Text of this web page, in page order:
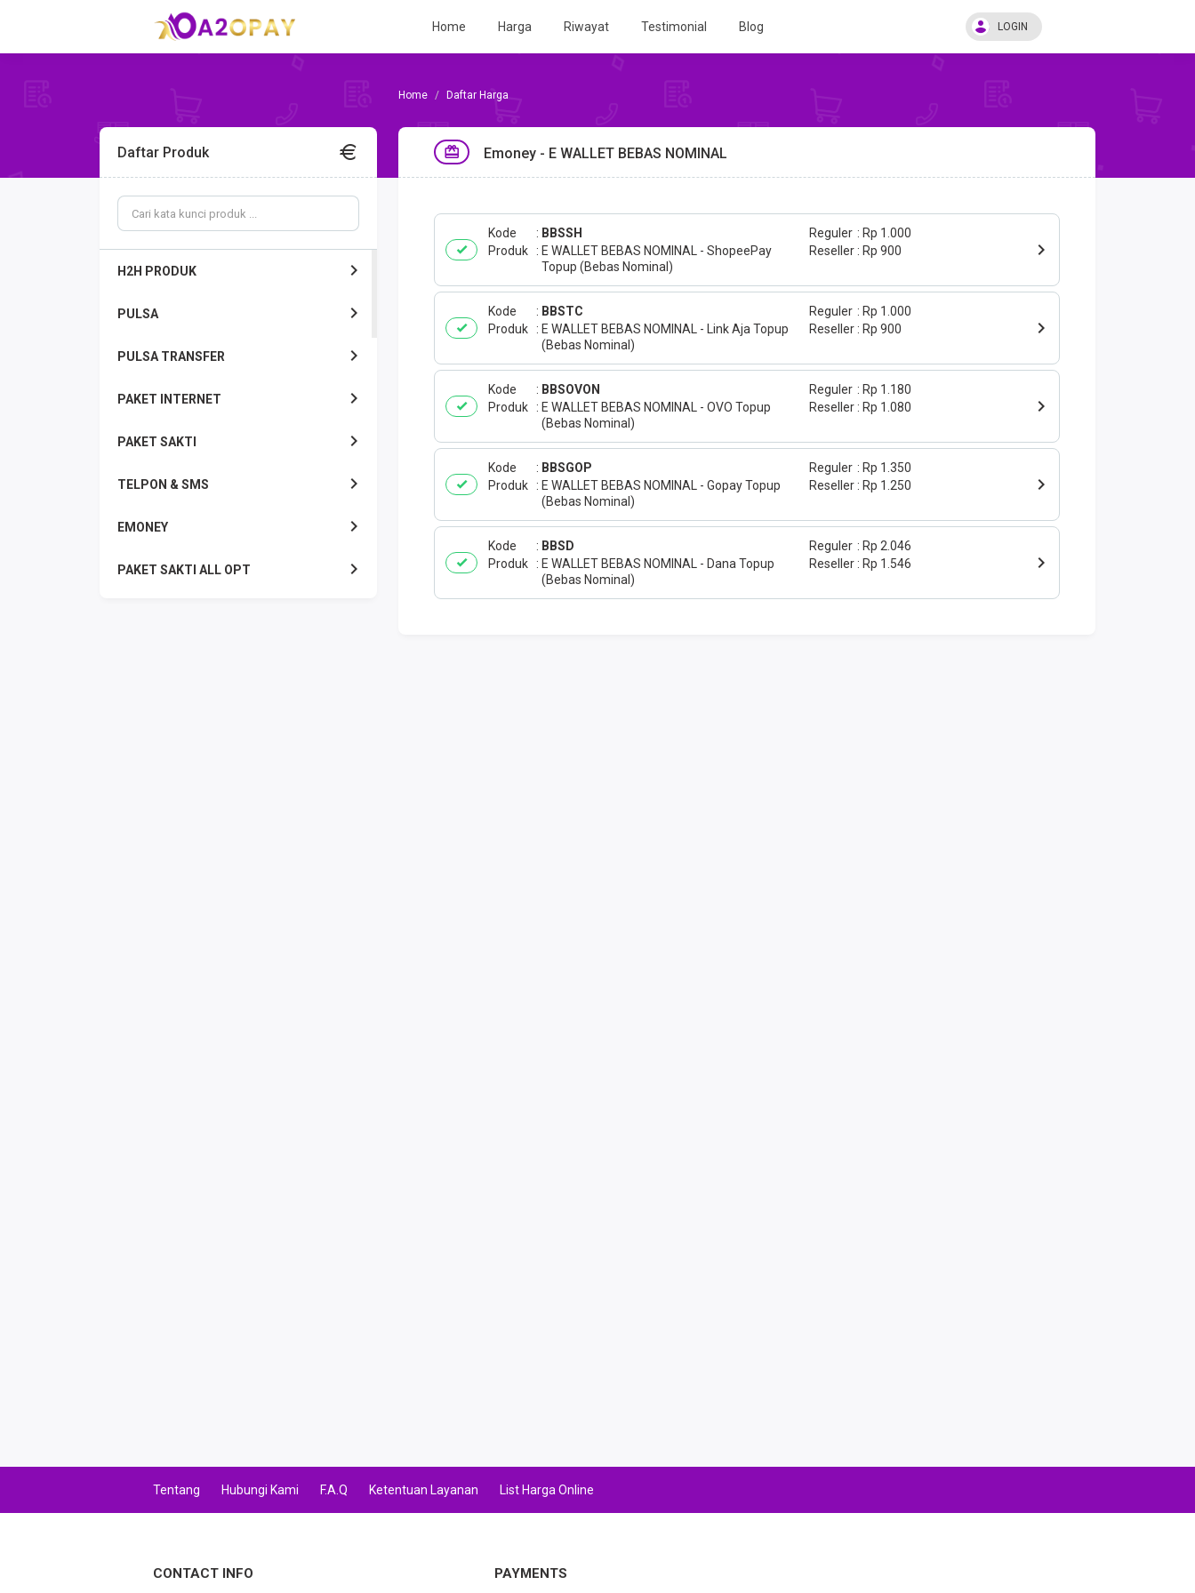
Home Harga Riwayat Testimonial Blog LOGIN
Daftar Harga
Daftar Produk
H2H PRODUK
PULSA
PULSA TRANSFER
PAKET INTERNET
PAKET SAKTI
TELPON & SMS
EMONEY
PAKET SAKTI ALL OPT
VA NOMINAL
Emoney - E WALLET BEBAS NOMINAL
Kode
BBSSH
Produk
E WALLET BEBAS NOMINAL - ShopeePay
Topup (Bebas Nominal)
Reguler
Rp 1.000
Reseller
Rp 900
Kode
BBSTC
Produk
E WALLET BEBAS NOMINAL - Link Aja Topup
(Bebas Nominal)
Reguler
Rp 1.000
Reseller
Rp 900
Kode
BBSOVON
Produk
E WALLET BEBAS NOMINAL - OVO Topup
(Bebas Nominal)
Reguler
Rp 1.180
Reseller
Rp 1.080
Kode
BBSGOP
Produk
E WALLET BEBAS NOMINAL - Gopay Topup
(Bebas Nominal)
Reguler
Rp 1.350
Reseller
Rp 1.250
Kode
BBSD
Produk
E WALLET BEBAS NOMINAL - Dana Topup
(Bebas Nominal)
Reguler
Rp 2.046
Reseller
Rp 1.546
Tentang Hubungi Kami F.A.Q Ketentuan Layanan List Harga Online
CONTACT INFO PAYMENTS